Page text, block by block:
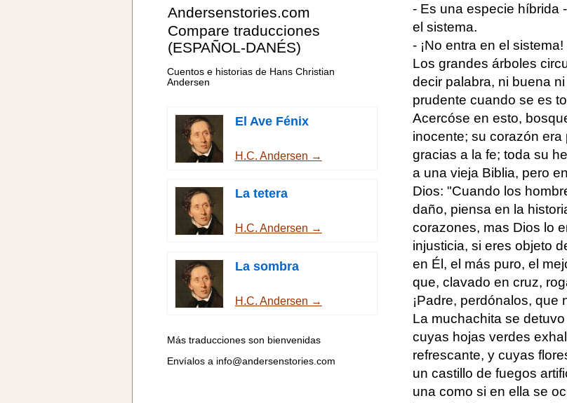
Andersenstories.com
Compare traducciones
(ESPAÑOL-DANÉS)
Cuentos e historias de Hans Christian
Andersen
El Ave Fénix
H.C. Andersen →
La tetera
H.C. Andersen →
La sombra
H.C. Andersen →
Más traducciones son bienvenidas
Envíalos a info@andersenstories.com
- Es una especie híbrida
el sistema.
- ¡No entra en el
Los grandes árboles
decir palabra, ni buena
prudente cuando se es
Acercóse en esto,
inocente; su corazón
gracias a la fe; toda su
a una vieja Biblia, pero
Dios: "Cuando los
daño, piensa en la
corazones, mas Dios lo
injusticia, si eres objeto
en Él, el más puro, el
que, clavado en cruz,
¡Padre, perdónalos, que
La muchachita se
cuyas hojas verdes
refrescante, y cuyas
un castillo de fuegos
una como si en ella se